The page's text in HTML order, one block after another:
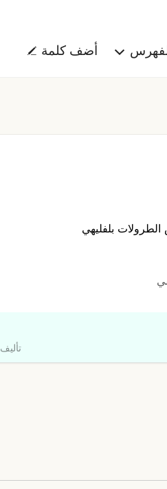
أضف كلمة
بلفليهي
تأليف